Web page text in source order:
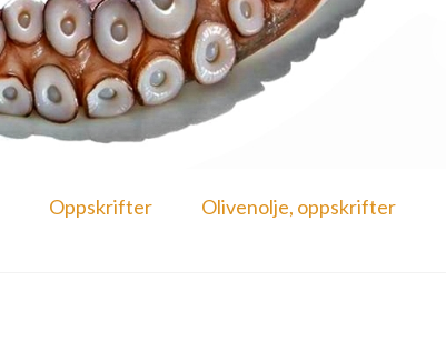
Oppskrifter Olivenolje, oppskrifter